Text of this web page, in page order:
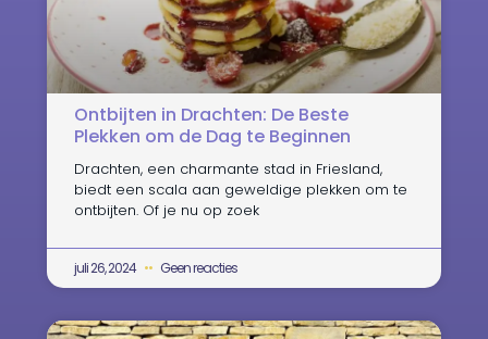
Ontbijten in Drachten: De Beste
Plekken om de Dag te Beginnen
Drachten, een charmante stad in Friesland,
biedt een scala aan geweldige plekken om te
ontbijten. Of je nu op zoek
juli 26, 2024 Geen reacties